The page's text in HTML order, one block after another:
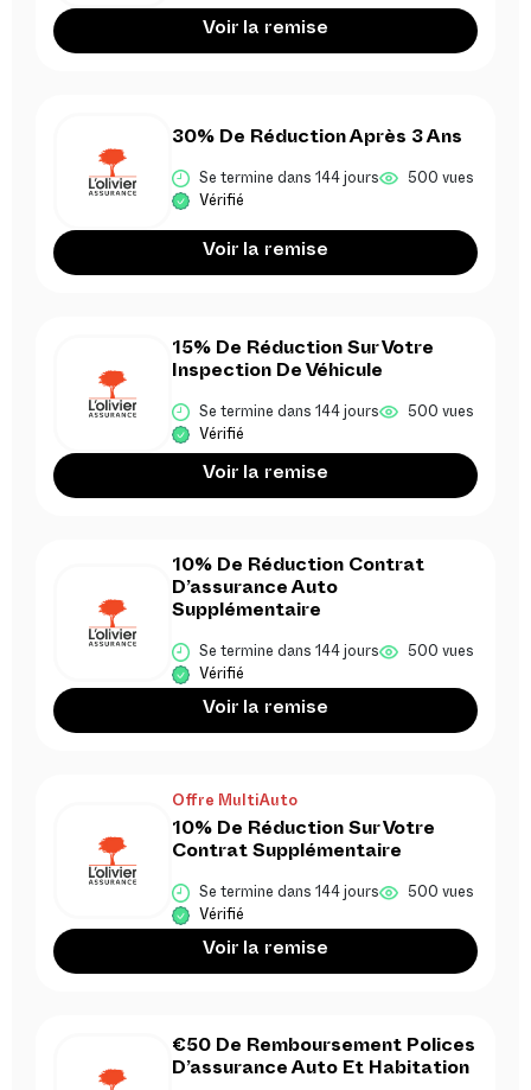
Voir la remise
30% De Réduction Après 3 Ans
Se termine dans 144 jours 500 vues
Vérifié
Voir la remise
15% De Réduction Sur Votre
Inspection De Véhicule
Se termine dans 144 jours 500 vues
Vérifié
Voir la remise
10% De Réduction Contrat
D’assurance Auto
Supplémentaire
Se termine dans 144 jours 500 vues
Vérifié
Voir la remise
Offre MultiAuto
10% De Réduction Sur Votre
Contrat Supplémentaire
Se termine dans 144 jours 500 vues
Vérifié
Voir la remise
€50 De Remboursement Polices
D’assurance Auto Et Habitation